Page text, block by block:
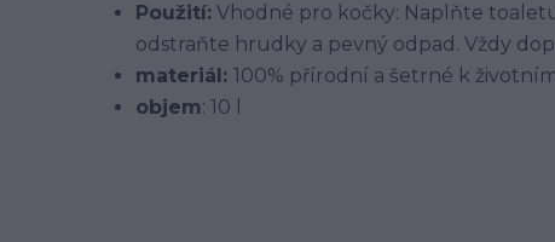
Použití: Vhodné pro kočky: Naplňte
odstraňte hrudky a pevný odpad. Vždy
materiál: 100% přírodní a šetrné k
objem: 10 l